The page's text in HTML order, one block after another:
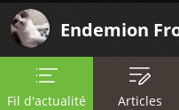
Endemion
Fil d'actualité Articles